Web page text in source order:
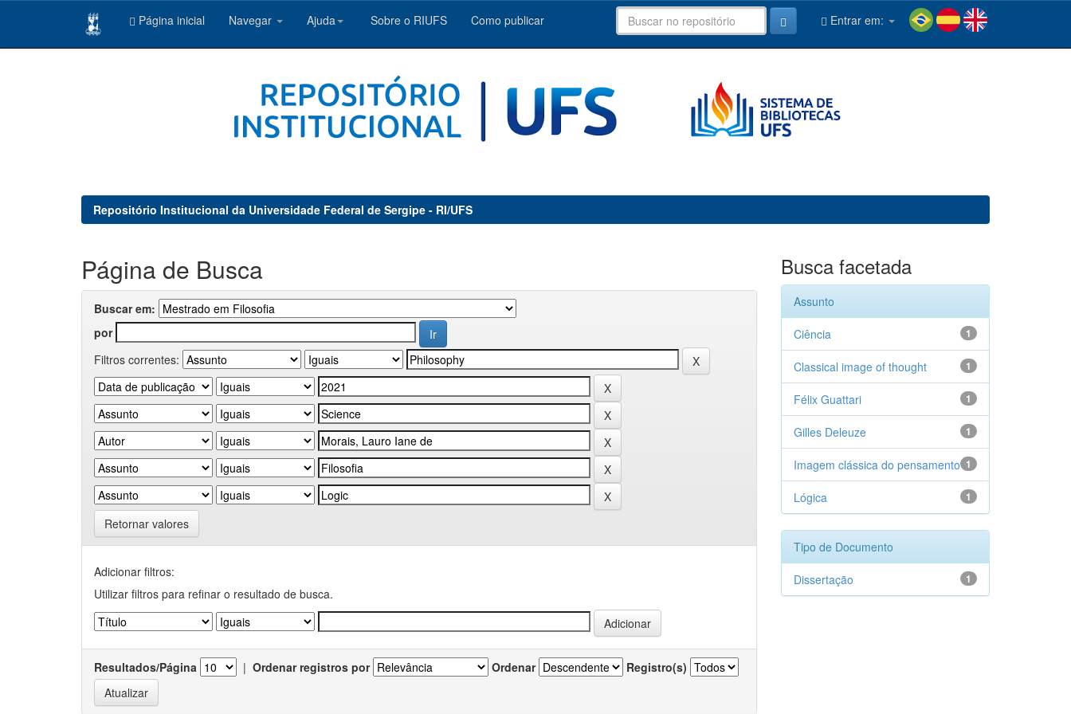
Página inicial Navegar Ajuda Sobre o RIUFS Como publicar Entrar em:
Repositório Institucional da Universidade Federal de Sergipe - RI/UFS
Página de Busca
Buscar em:
por
Filtros correntes:
Retornar valores
Adicionar filtros:
Utilizar filtros para refinar o resultado de busca.
Resultados/Página | Ordenar registros por Ordenar Registro(s)
Busca facetada
Assunto
1
Ciência
1
Classical image of thought
1
Félix Guattari
1
Gilles Deleuze
1
Imagem clássica do pensamento
1
Lógica
Tipo de Documento
1
Dissertação